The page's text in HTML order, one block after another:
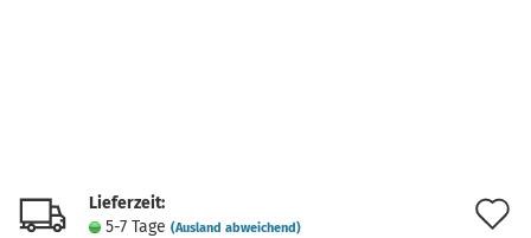
Lieferzeit:
5-7 Tage (Ausland abweichend)